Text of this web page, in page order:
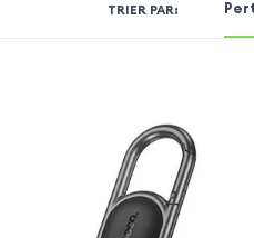
TRIER PAR: